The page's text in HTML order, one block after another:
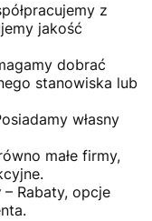
z
jakość
dobrać
stanowiska lub
własny
małe firmy,
– Rabaty, opcje